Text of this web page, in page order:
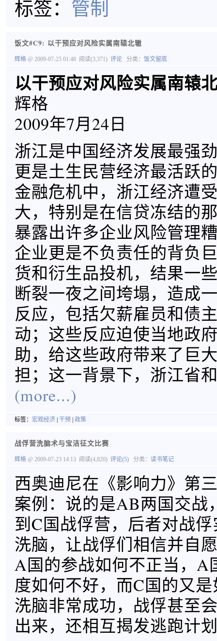
标签： 管制
饭文#C9: 以干预应对风险实属南辕北辙
辉格 @ 2009-07-25 01:48 阅读(3,371) 评论 分类： 饭文留底
以干预应对风险实属南辕
辉格
2009年7月24日
浙江是中国经济发展最强
更是土生民营经济最活跃
金融危机中，浙江经济遭
大，特别是在信贷冻结的
暴露出许多企业风险管理
企业更是不负责任的背负
货和衍生品投机，结果一
断裂一夜之间垮塌，造成
反应，包括欠薪雇员和债
动；这些反应迫使当地政
助，给这些政府带来了巨
担；这一背景下，浙江省
(more...)
标签： 宏观经济 干预 政策
战俘营洗脑术与宝洁征文比赛
辉格 @ 2009-07-23 14:13 阅读(4,820) 评论(5) 分类： 读书笔记
西奥迪尼在《影响力》第
案例：说的是AB两国交战
到C国战俘营，后者对战
洗脑，让战俘们相信并自
A国的参战如何不正当，A
度如何不好，而C国的又
洗脑非常成功，战俘甚至
出来，还相互揭发逃跑计